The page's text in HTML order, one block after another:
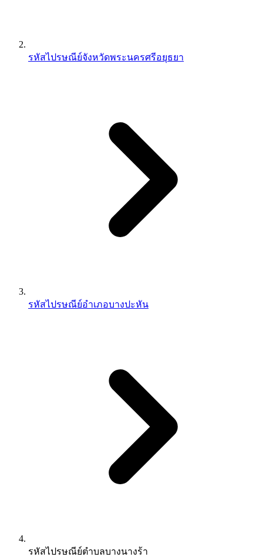
รหัสไปรษณีย์จังหวัดพระนครศรีอยุธยา
รหัสไปรษณีย์อำเภอบางปะหัน
รหัสไปรษณีย์ตำบลบางนางร้า